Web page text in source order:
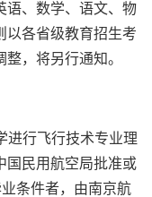
语、数学、语文、物
以各省级教育招生考
，将另行通知。
进行飞行技术专业理
国民用航空局批准或
条件者，由南京航